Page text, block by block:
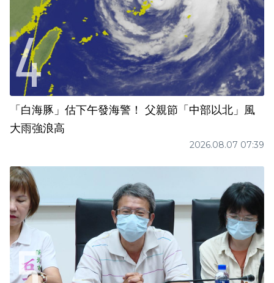
「白海豚」估下午發海警！ 父親節「中部以北」風
大雨強浪高
2026.08.07 07:39